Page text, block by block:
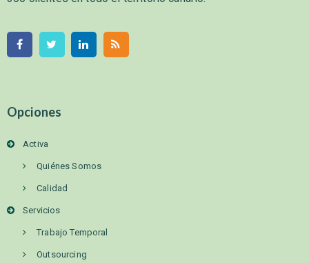
Opciones
Activa
Quiénes Somos
Calidad
Servicios
Trabajo Temporal
Outsourcing